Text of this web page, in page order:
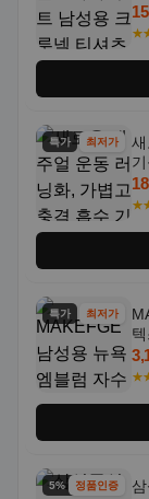
특가 최저가
특가 최저가
자
5% 할인정품인증